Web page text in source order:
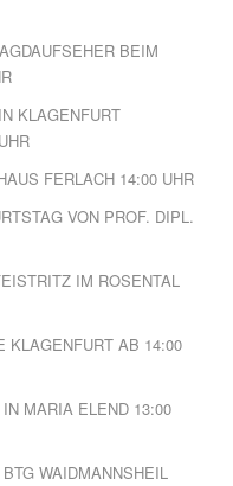
BEIM
KLAGENFURT
FERLACH 14:00 UHR
VON PROF. DIPL.
IM ROSENTAL
KLAGENFURT AB 14:00
MARIA ELEND 13:00
WAIDMANNSHEIL